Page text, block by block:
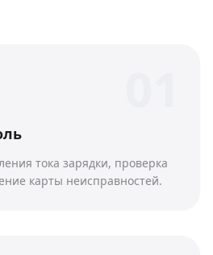
тока зарядки, проверка
карты неисправностей.